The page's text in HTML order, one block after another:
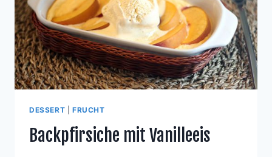
DESSERT FRUCHT
Backpfirsiche mit Vanilleeis